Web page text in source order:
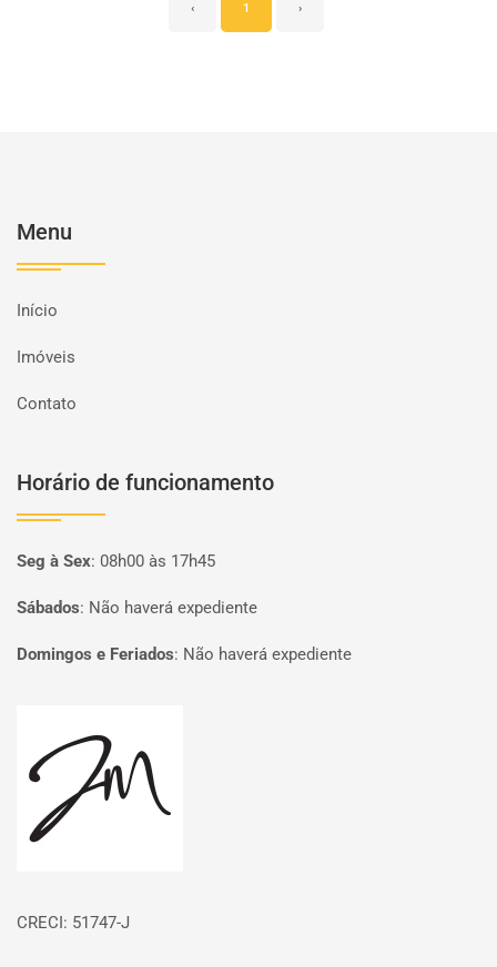
‹ 1 ›
Menu
Início
Imóveis
Contato
Horário de funcionamento
Seg à Sex: 08h00 às 17h45
Sábados: Não haverá expediente
Domingos e Feriados: Não haverá expediente
CRECI: 51747-J